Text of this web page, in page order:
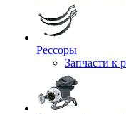
Рессоры
Запчасти к